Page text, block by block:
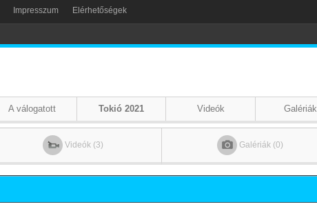
Impresszum Elérhetőségek
A válogatott Tokió 2021 Videók Galériák
Videók (3) Galériák (0)